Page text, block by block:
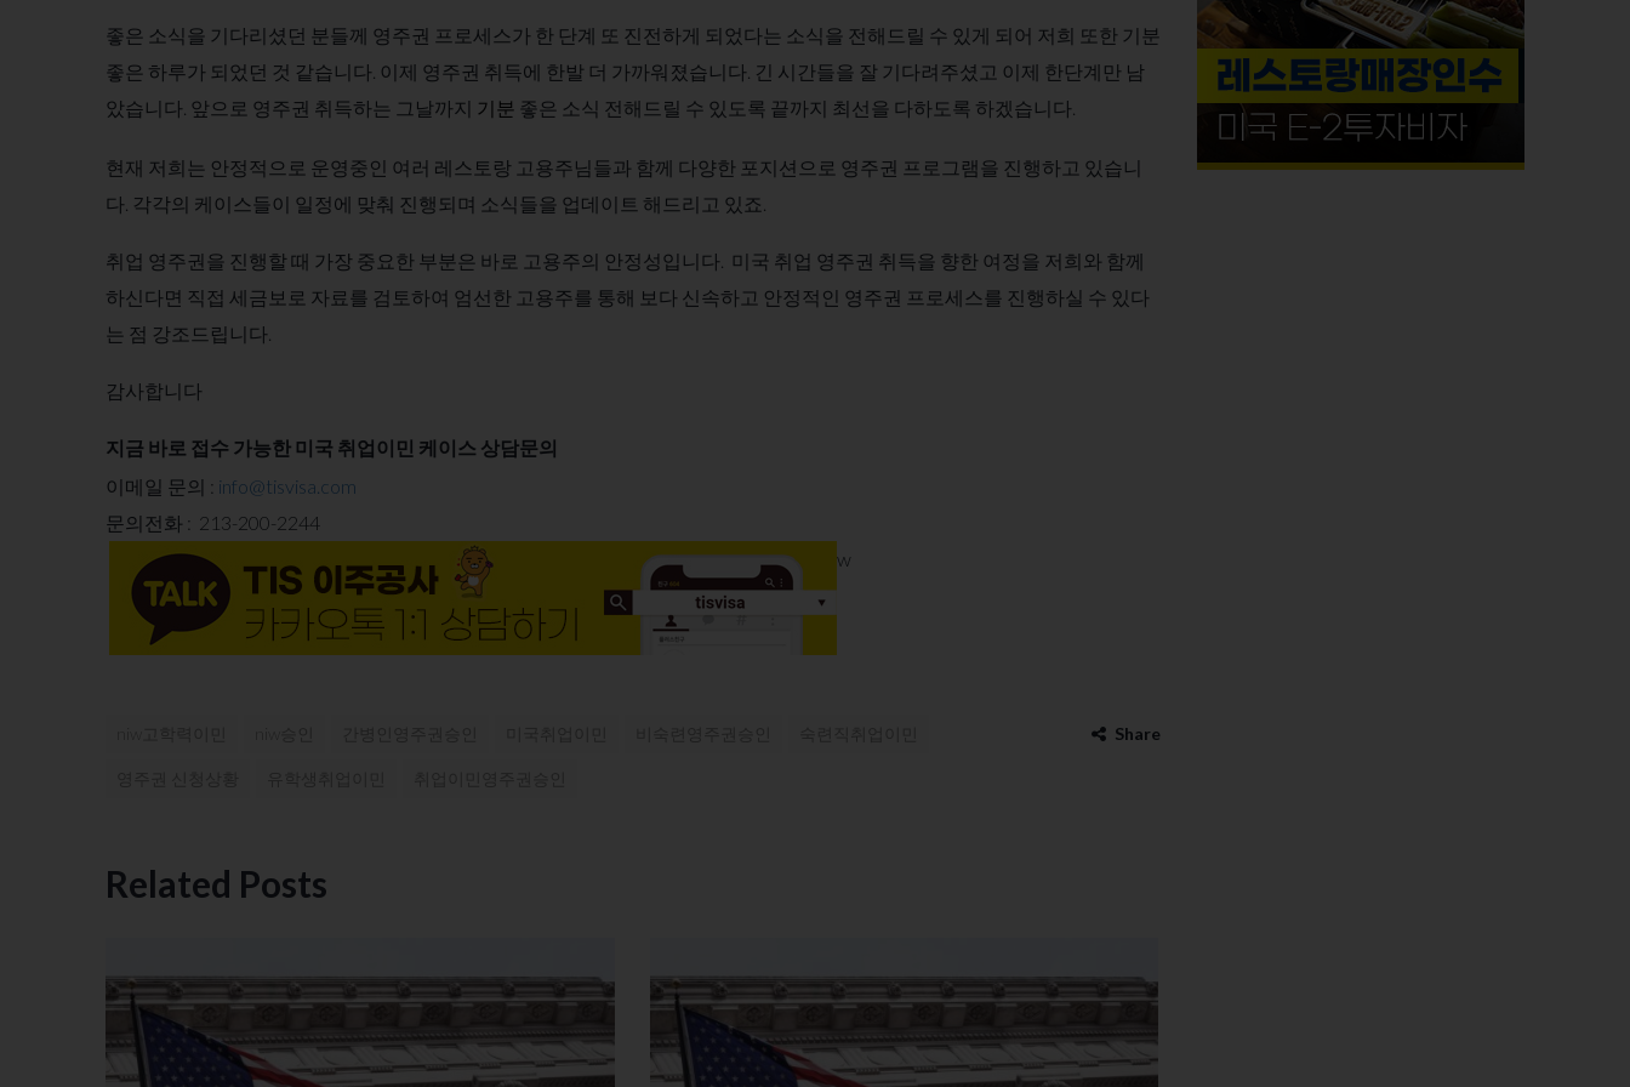
좋은 소식을 기다리셨던 분들께 영주권 프로세스가 한 단계 또 진전하게 되었다는 소식을 전해드릴 수 있게 되어 저희 또한 기분
좋은 하루가 되었던 것 같습니다. 이제 영주권 취득에 한발 더 가까워졌습니다. 긴 시간들을 잘 기다려주셨고 이제 한단계만 남
았습니다. 앞으로 영주권 취득하는 그날까지 기분 좋은 소식 전해드릴 수 있도록 끝까지 최선을 다하도록 하겠습니다.
현재 저희는 안정적으로 운영중인 여러 레스토랑 고용주님들과 함께 다양한 포지션으로 영주권 프로그램을 진행하고 있습니
다. 각각의 케이스들이 일정에 맞춰 진행되며 소식들을 업데이트 해드리고 있죠.
취업 영주권을 진행할 때 가장 중요한 부분은 바로 고용주의 안정성입니다.
미국 취업 영주권 취득을 향한 여정을 저희와 함께
하신다면 직접 세금보로 자료를 검토하여 엄선한 고용주를 통해 보다 신속하고 안정적인 영주권 프로세스를 진행하실 수 있다
는 점 강조드립니다.
감사합니다
지금 바로 접수 가능한 미국 취업이민 케이스 상담문의
이메일 문의 : info@tisvisa.com
문의전화 : 213-200-2244
w
Share
Related Posts